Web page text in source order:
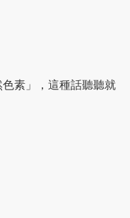
素」，這種話聽聽就